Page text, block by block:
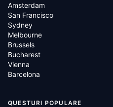
Amsterdam
San Francisco
Sydney
Melbourne
Brussels
Bucharest
Vienna
Barcelona
QUESTURI POPULARE